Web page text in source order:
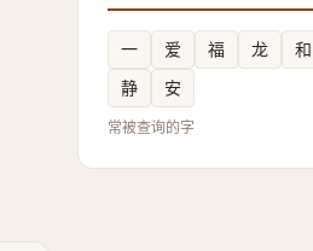
一 爱 福 龙 和
静
安
常被查询的字